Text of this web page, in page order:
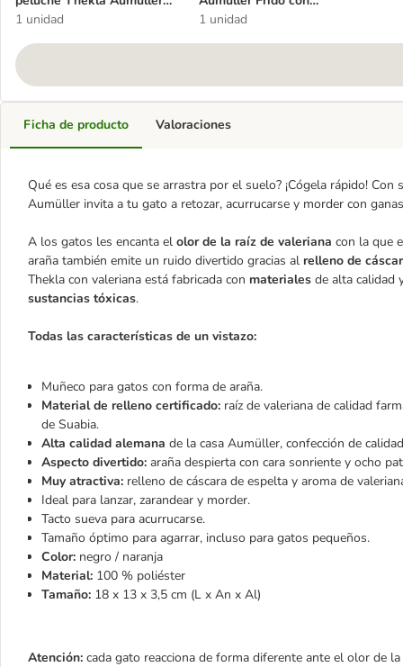
con valeriana para gatos
1 unidad
valeriana para gatos
1 unidad
Ficha de producto
Qué es esa cosa que se arrastra por el suelo? ¡Cógela rápido!
Aumüller invita a tu gato a retozar, acurrucarse y morder con
A los gatos les encanta el olor de la raíz de valeriana con la que
araña también emite un ruido divertido gracias al relleno de
Thekla con valeriana está fabricada con materiales de alta calidad
sustancias tóxicas.
Todas las características de un vistazo:
Muñeco para gatos con forma de araña.
Material de relleno certificado: raíz de valeriana de calidad
de Suabia.
Alta calidad alemana de la casa Aumüller, confección de
Aspecto divertido: araña despierta con cara sonriente y ocho
Muy atractiva: relleno de cáscara de espelta y aroma de
Ideal para lanzar, zarandear y morder.
Tacto sueva para acurrucarse.
Tamaño óptimo para agarrar, incluso para gatos pequeños.
Color: negro / naranja
Material: 100 % poliéster
Tamaño: 18 x 13 x 3,5 cm (L x An x Al)
Atención: cada gato reacciona de forma diferente ante el olor de
Valoraciones